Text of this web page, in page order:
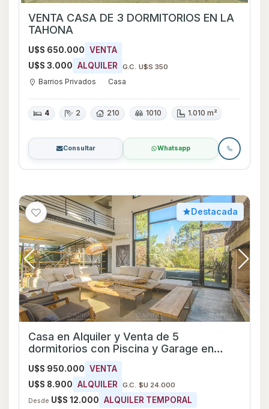
VENTA CASA DE 3 DORMITORIOS EN LA
TAHONA
U$S 650.000 VENTA
U$S 3.000 ALQUILER G.C. U$S 350
Barrios Privados Casa
4 2 210 1010 1.010 m²
Consultar Whatsapp
Destacada
Casa en Alquiler y Venta de 5
dormitorios con Piscina y Garage en
Punta del Este, Maldonado
U$S 950.000 VENTA
U$S 8.900 ALQUILER
G.C. $U 24.000
Desde U$S 12.000 ALQUILER TEMPORAL